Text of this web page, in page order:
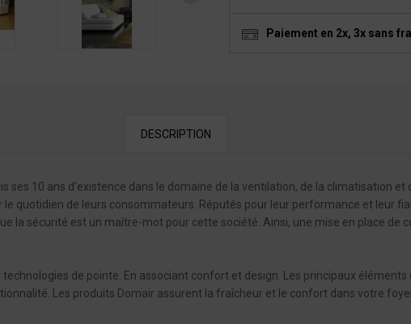
Paiement en 2x, 3x sans
DESCRIPTION
ses 10 ans d'existence dans le domaine de la ventilation, de la climatisation
quotidien de leurs consommateurs. Réputés pour leur performance et leur
la sécurité est un maître-mot pour cette société. Ainsi, une mise en place de
de pointe. En associant confort et design. Les principaux
Les produits Domair assurent la fraîcheur et le confort dans votre